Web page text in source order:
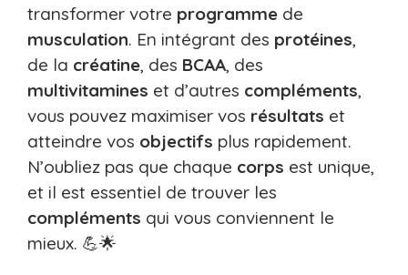
transformer votre programme de
musculation. En intégrant des protéines,
de la créatine, des BCAA, des
multivitamines et d’autres compléments,
vous pouvez maximiser vos résultats et
atteindre vos objectifs plus rapidement.
N’oubliez pas que chaque corps est unique,
et il est essentiel de trouver les
compléments qui vous conviennent le
mieux. 💪🌟